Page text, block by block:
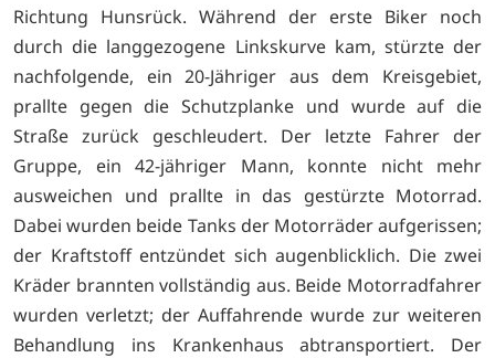
Richtung Hunsrück. Während der erste Biker noch
durch die langgezogene Linkskurve kam, stürzte der
nachfolgende, ein 20-Jähriger aus dem Kreisgebiet,
prallte gegen die Schutzplanke und wurde auf die
Straße zurück geschleudert. Der letzte Fahrer der
Gruppe, ein 42-jähriger Mann, konnte nicht mehr
ausweichen und prallte in das gestürzte Motorrad.
Dabei wurden beide Tanks der Motorräder aufgerissen;
der Kraftstoff entzündet sich augenblicklich. Die zwei
Kräder brannten vollständig aus. Beide Motorradfahrer
wurden verletzt; der Auffahrende wurde zur weiteren
Behandlung ins Krankenhaus abtransportiert. Der